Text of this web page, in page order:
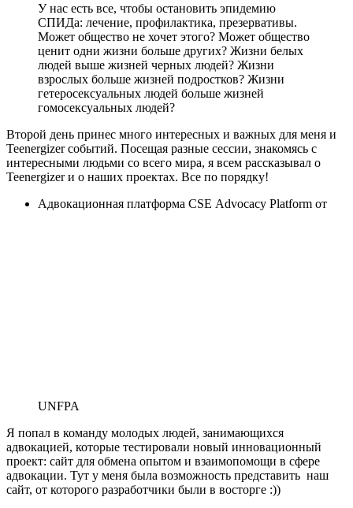
У нас есть все, чтобы остановить эпидемию
СПИДа: лечение, профилактика, презервативы.
Может общество не хочет этого? Может общество
ценит одни жизни больше других? Жизни белых
людей выше жизней черных людей? Жизни
взрослых больше жизней подростков? Жизни
гетеросексуальных людей больше жизней
гомосексуальных людей?
Второй день принес много интересных и важных для меня и
Teenergizer событий. Посещая разные сессии, знакомясь с
интересными людьми со всего мира, я всем рассказывал о
Teenergizer и о наших проектах. Все по порядку!
Адвокационная платформа CSE Advocacy Platform от
UNFPA
Я попал в команду молодых людей, занимающихся
адвокацией, которые тестировали новый инновационный
проект: сайт для обмена опытом и взаимопомощи в сфере
адвокации. Тут у меня была возможность представить наш
сайт, от которого разработчики были в восторге :))